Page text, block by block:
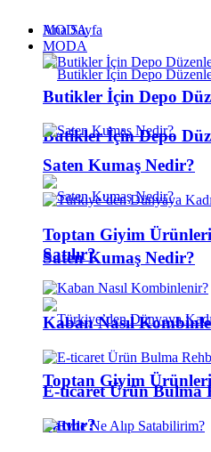
MODA
Butikler İçin Depo
Saten Kumaş Nedir?
Toptan Giyim Ürünleri
Satılır?
Ana Sayfa
MODA
Butikler İçin Depo
Saten Kumaş Nedir?
Toptan Giyim Ürünleri
Satılır?
Kaban Nasıl
E-ticaret Ürün Bulma